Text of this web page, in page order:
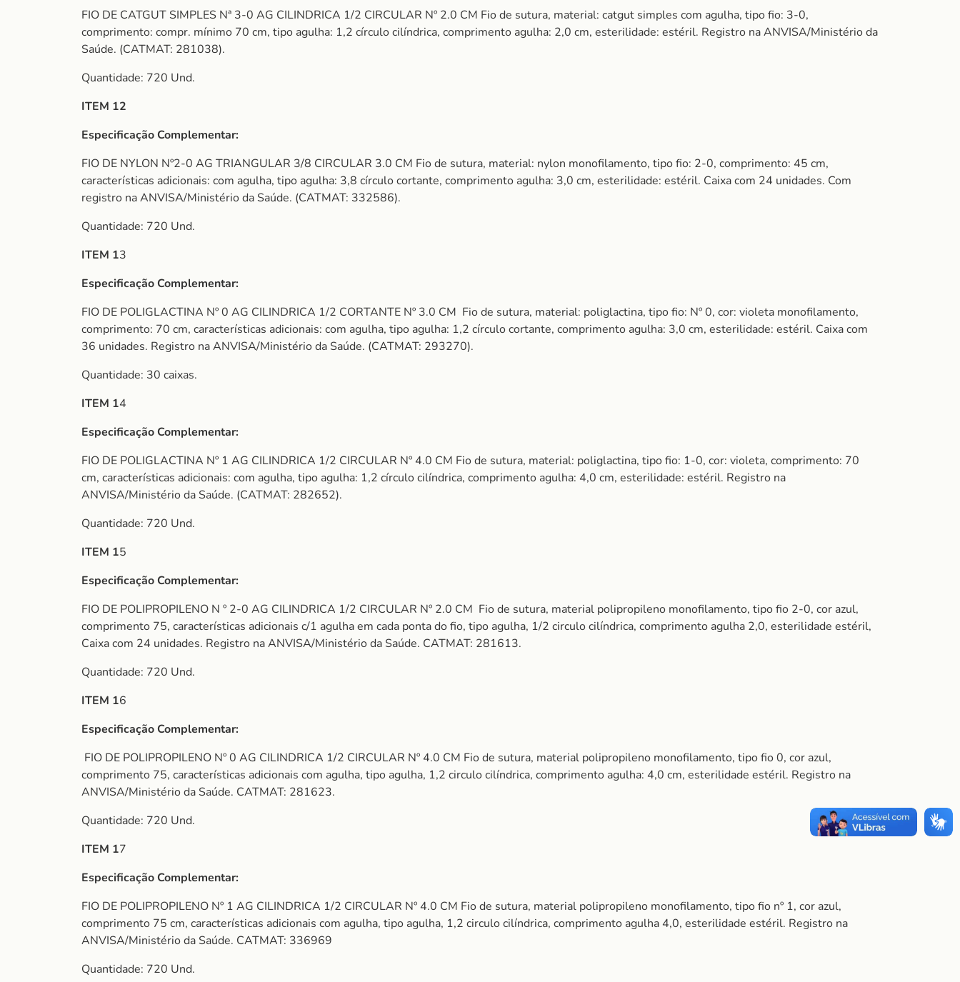
FIO DE CATGUT SIMPLES Nª 3-0 AG CILINDRICA 1/2 CIRCULAR Nº 2.0 CM Fio de sutura, material: catgut simples com agulha, tipo fio: 3-0,
comprimento: compr. mínimo 70 cm, tipo agulha: 1,2 círculo cilíndrica, comprimento agulha: 2,0 cm, esterilidade: estéril. Registro na ANVISA/Ministério da
Saúde. (CATMAT: 281038).
Quantidade: 720 Und.
ITEM 12
Especificação Complementar:
FIO DE NYLON Nº2-0 AG TRIANGULAR 3/8 CIRCULAR 3.0 CM Fio de sutura, material: nylon monofilamento, tipo fio: 2-0, comprimento: 45 cm,
características adicionais: com agulha, tipo agulha: 3,8 círculo cortante, comprimento agulha: 3,0 cm, esterilidade: estéril. Caixa com 24 unidades. Com
registro na ANVISA/Ministério da Saúde. (CATMAT: 332586).
Quantidade: 720 Und.
ITEM 13
Especificação Complementar:
FIO DE POLIGLACTINA Nº 0 AG CILINDRICA 1/2 CORTANTE Nº 3.0 CM Fio de sutura, material: poliglactina, tipo fio: Nº 0, cor: violeta monofilamento,
comprimento: 70 cm, características adicionais: com agulha, tipo agulha: 1,2 círculo cortante, comprimento agulha: 3,0 cm, esterilidade: estéril. Caixa com
36 unidades. Registro na ANVISA/Ministério da Saúde. (CATMAT: 293270).
Quantidade: 30 caixas.
ITEM 14
Especificação Complementar:
FIO DE POLIGLACTINA Nº 1 AG CILINDRICA 1/2 CIRCULAR Nº 4.0 CM Fio de sutura, material: poliglactina, tipo fio: 1-0, cor: violeta, comprimento: 70
cm, características adicionais: com agulha, tipo agulha: 1,2 círculo cilíndrica, comprimento agulha: 4,0 cm, esterilidade: estéril. Registro na
ANVISA/Ministério da Saúde. (CATMAT: 282652).
Quantidade: 720 Und.
ITEM 15
Especificação Complementar:
FIO DE POLIPROPILENO N º 2-0 AG CILINDRICA 1/2 CIRCULAR Nº 2.0 CM Fio de sutura, material polipropileno monofilamento, tipo fio 2-0, cor azul,
comprimento 75, características adicionais c/1 agulha em cada ponta do fio, tipo agulha, 1/2 circulo cilíndrica, comprimento agulha 2,0, esterilidade estéril,
Caixa com 24 unidades. Registro na ANVISA/Ministério da Saúde. CATMAT: 281613.
Quantidade: 720 Und.
ITEM 16
Especificação Complementar:
FIO DE POLIPROPILENO Nº 0 AG CILINDRICA 1/2 CIRCULAR Nº 4.0 CM Fio de sutura, material polipropileno monofilamento, tipo fio 0, cor azul,
comprimento 75, características adicionais com agulha, tipo agulha, 1,2 circulo cilíndrica, comprimento agulha: 4,0 cm, esterilidade estéril. Registro na
ANVISA/Ministério da Saúde. CATMAT: 281623.
Quantidade: 720 Und.
ITEM 17
Especificação Complementar:
FIO DE POLIPROPILENO Nº 1 AG CILINDRICA 1/2 CIRCULAR Nº 4.0 CM Fio de sutura, material polipropileno monofilamento, tipo fio nº 1, cor azul,
comprimento 75 cm, características adicionais com agulha, tipo agulha, 1,2 circulo cilíndrica, comprimento agulha 4,0, esterilidade estéril. Registro na
ANVISA/Ministério da Saúde. CATMAT: 336969
Quantidade: 720 Und.